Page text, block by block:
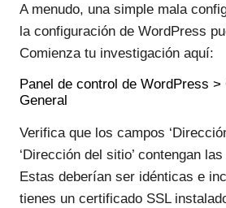
A menudo, una simple mala
la configuración de WordPress
Comienza tu investigación aquí:
Panel de control de WordPress
General
Verifica que los campos
‘Dirección del sitio’ contengan
Estas deberían ser idénticas e
tienes un certificado SSL